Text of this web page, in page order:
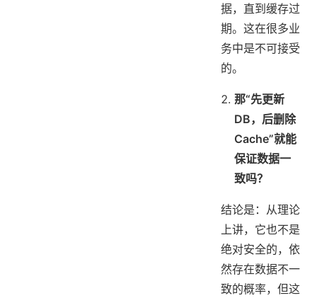
据，直到缓存过
期。这在很多业
务中是不可接受
的。
那“先更新
DB，后删除
Cache”就能
保证数据一
致吗？
结论是：从理论
上讲，它也不是
绝对安全的，依
然存在数据不一
致的概率，但这